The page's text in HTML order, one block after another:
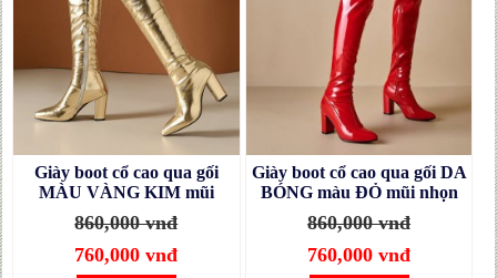
Giày boot cổ cao qua gối
MÀU VÀNG KIM mũi
nhọn gót vuông mang tiệc,
biểu diễn GCC18B
860,000 vnđ
760,000 vnđ
Giày boot cổ cao qua gối DA
BÓNG màu ĐỎ mũi nhọn
gót vuông 8.5cm SANG
CHẢNH GCC32C
860,000 vnđ
760,000 vnđ